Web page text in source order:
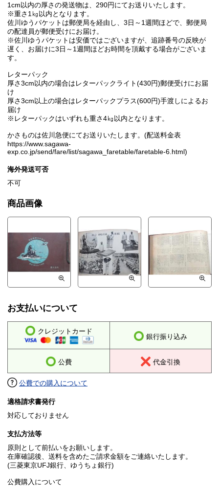
1cm以内の厚さの発送物は、290円にてお送りいたします。
※重さ1㎏以内となります。
佐川ゆうパケットは郵便局を経由し、3日～1週間ほどで、郵便局
の配達員が郵便受けにお届け。
※佐川ゆうパケットは安価ではございますが、追跡番号の反映が
遅く、お届けに3日～1週間ほどお時間を頂戴する場合がございま
す。
レターパック
厚さ3cm以内の場合はレターパックライト(430円)郵便受けにお届
け
厚さ3cm以上の場合はレターパックプラス(600円)手渡しによるお
届け
※レターパックはいずれも重さ4㎏以内となります。
かさものは佐川急便にてお送りいたします。(配送料金表
https://www.sagawa-
exp.co.jp/send/fare/list/sagawa_faretable/faretable-6.html)
海外発送可否
不可
商品画像
お支払いについて
クレジットカード
銀行振り込み
公費 代金引換
公費での購入について
適格請求書発行
対応しておりません
支払方法等
原則として前払いをお願いします。
在庫確認後、送料を含めたご請求金額をご連絡いたします。
(三菱東京UFJ銀行、ゆうちょ銀行)
公費購入について